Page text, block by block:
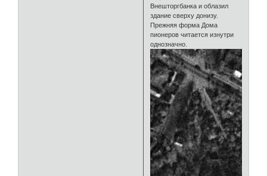
Внешторгбанка и облазил
здание сверху донизу.
Прежняя форма Дома
пионеров читается изнутри
однозначно.